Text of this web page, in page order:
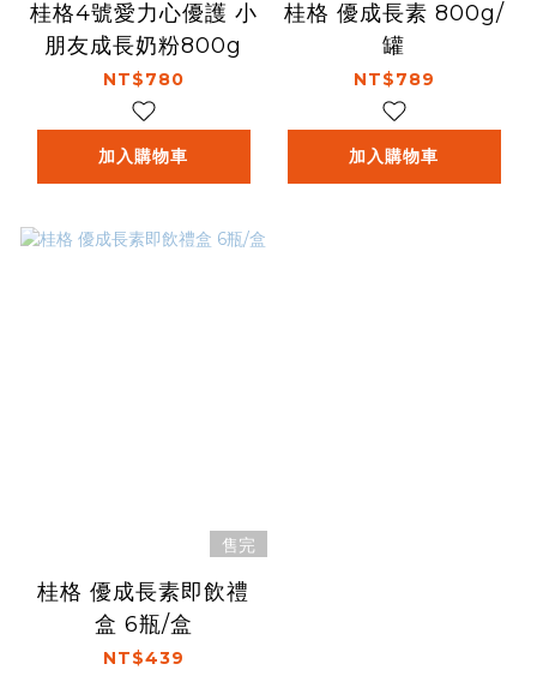
桂格4號愛力心優護 小
朋友成長奶粉800g
NT$780
加入購物車
桂格 優成長素 800g/
罐
NT$789
加入購物車
售完
桂格 優成長素即飲禮
盒 6瓶/盒
NT$439